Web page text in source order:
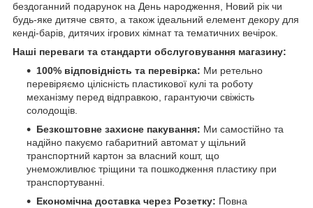
бездоганний подарунок на День народження, Новий рік чи
будь-яке дитяче свято, а також ідеальний елемент декору для
кенді-барів, дитячих ігрових кімнат та тематичних вечірок.
Наші переваги та стандарти обслуговування магазину:
100% відповідність та перевірка: Ми ретельно
перевіряємо цілісність пластикової кулі та роботу
механізму перед відправкою, гарантуючи свіжість
солодощів.
Безкоштовне захисне пакування: Ми самостійно та
надійно пакуємо габаритний автомат у щільний
транспортний картон за власний кошт, що
унеможливлює тріщини та пошкодження пластику при
транспортуванні.
Економічна доставка через Розетку: Повна